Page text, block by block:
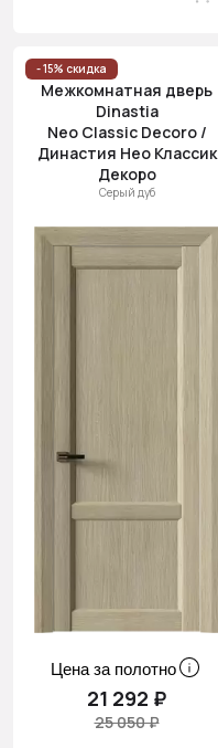
- 15% скидка
Межкомнатная дверь
Dinastia
Neo Classic Decoro /
Династия Нео Классик
Декоро
Серый дуб
Цена за полотно
21 292 ₽
25 050 ₽